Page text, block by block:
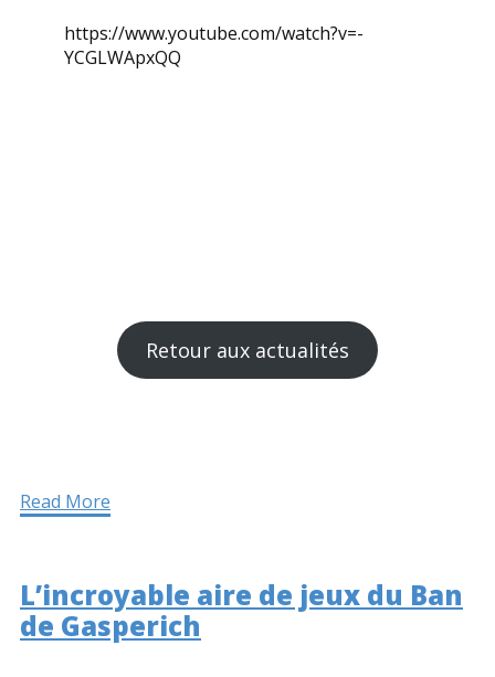
https://www.youtube.com/watch?v=-
YCGLWApxQQ
Retour aux actualités
Read More
L’incroyable aire de jeux du Ban
de Gasperich